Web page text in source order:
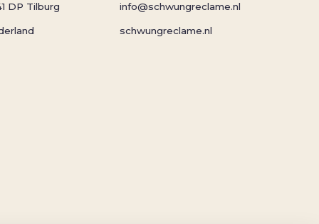
DP Tilburg info@schwungreclame.nl
schwungreclame.nl